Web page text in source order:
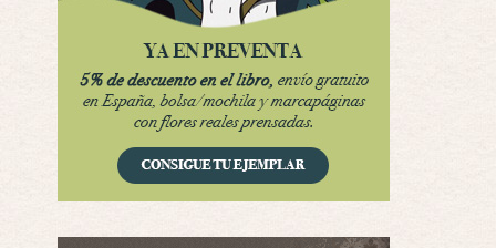
Por: Chica Stark
Possession
Por: Mountain
Llevo toda una vida para verla y nunca lo …
Posesión Infernal: En Llamas
Totalmente de acuerdo Ignacio. La he disfr …